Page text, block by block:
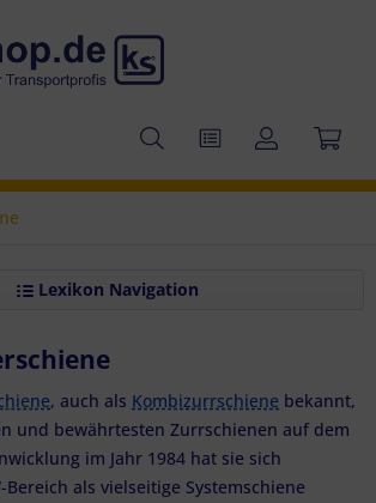
Lexikon Navigation
, auch als Kombizurrschiene bekannt,
und bewährtesten Zurrschienen auf dem
im Jahr 1984 hat sie sich
Bereich als vielseitige Systemschiene